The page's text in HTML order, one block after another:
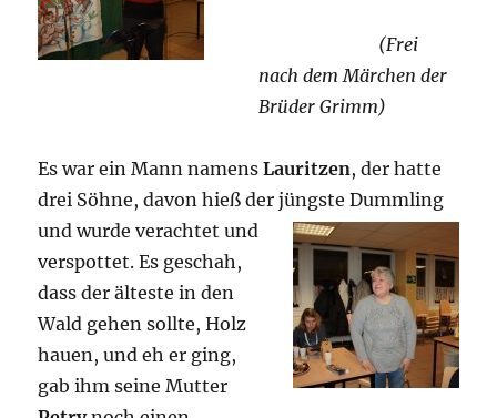
(Frei
nach dem Märchen der
Brüder Grimm)
Es war ein Mann namensLauritzen, der hatte
drei Söhne, davon hieß der jüngsteDummling
und wurde verachtet und
verspottet. Es geschah,
dass der älteste in den
Wald gehen sollte, Holz
hauen, und eh er ging,
gab ihm seine Mutter